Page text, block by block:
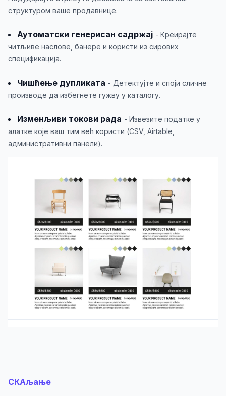
структуром ваше продавнице.
Аутоматски генерисан садржај - Креирајте
читљиве наслове, банере и користи из сирових
спецификација.
Чишћење дупликата - Детектујте и споји сличне
производе да избегнете гужву у каталогу.
Изменљиви токови рада - Извезите податке у
алатке које ваш тим већ користи (CSV, Airtable,
административни панели).
СКАљање